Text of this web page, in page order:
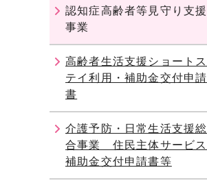
認知症高齢者等見守り支援
事業
高齢者生活支援ショートス
テイ利用・補助金交付申請
書
介護予防・日常生活支援総
合事業 住民主体サービス
補助金交付申請書等